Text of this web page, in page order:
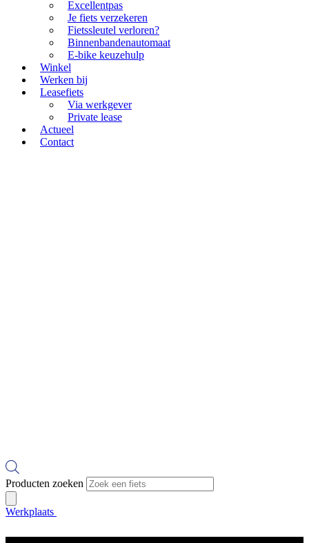
Excellentpas
Je fiets verzekeren
Fietssleutel verloren?
Binnenbandenautomaat
E-bike keuzehulp
Winkel
Werken bij
Leasefiets
Via werkgever
Private lease
Actueel
Contact
Producten zoeken
Werkplaats